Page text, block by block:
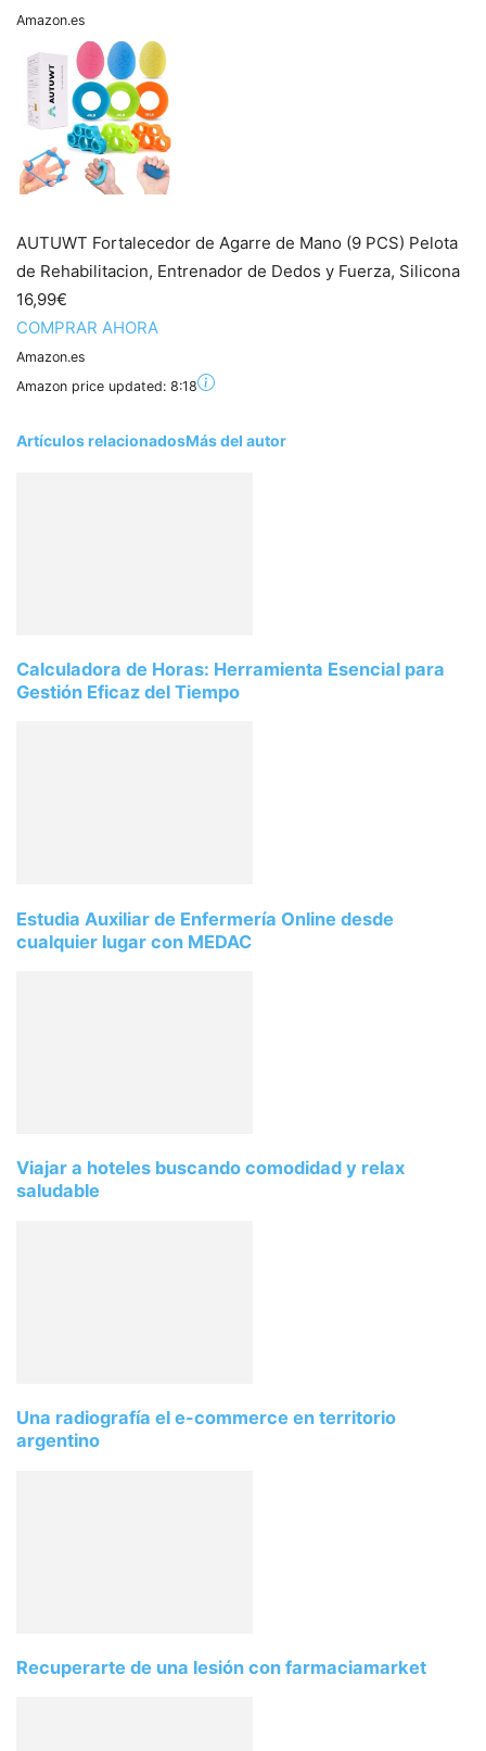
Amazon.es
AUTUWT Fortalecedor de Agarre de Mano (9 PCS) Pelota
de Rehabilitacion, Entrenador de Dedos y Fuerza, Silicona
16,99€
COMPRAR AHORA
Amazon.es
Amazon price updated: 8:18
Artículos relacionadosMás del autor
Calculadora de Horas: Herramienta Esencial para
Gestión Eficaz del Tiempo
Estudia Auxiliar de Enfermería Online desde
cualquier lugar con MEDAC
Viajar a hoteles buscando comodidad y relax
saludable
Una radiografía el e-commerce en territorio
argentino
Recuperarte de una lesión con farmaciamarket